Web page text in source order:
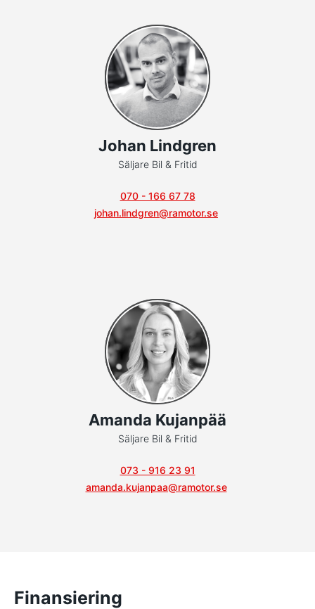
Johan Lindgren
Säljare Bil & Fritid
070 - 166 67 78
johan.lindgren@ramotor.se
Amanda Kujanpää
Säljare Bil & Fritid
073 - 916 23 91
amanda.kujanpaa@ramotor.se
Finansiering